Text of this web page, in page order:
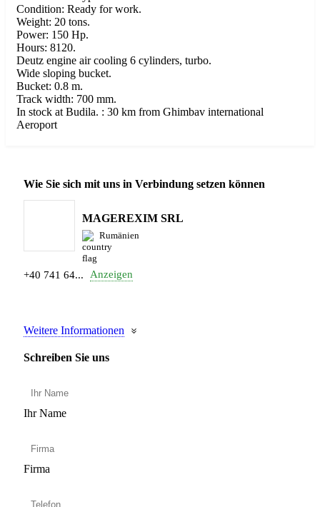
Condition: Ready for work.
Weight: 20 tons.
Power: 150 Hp.
Hours: 8120.
Deutz engine air cooling 6 cylinders, turbo.
Wide sloping bucket.
Bucket: 0.8 m.
Track width: 700 mm.
In stock at Budila. : 30 km from Ghimbav international
Aeroport
Wie Sie sich mit uns in Verbindung setzen können
MAGEREXIM SRL
Rumänien
+40 741 64... Anzeigen
Weitere Informationen
Schreiben Sie uns
Ihr Name
Firma